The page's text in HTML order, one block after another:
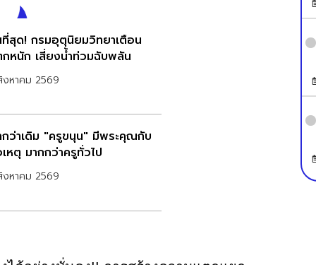
สุด! กรมอุตุนิยมวิทยาเตือน
หนัก เสี่ยงน้ำท่วมฉับพลัน
หาคม 2569
กว่าเดิม "ครูขนุน" มีพระคุณกับ
หตุ มากกว่าครูทั่วไป
หาคม 2569